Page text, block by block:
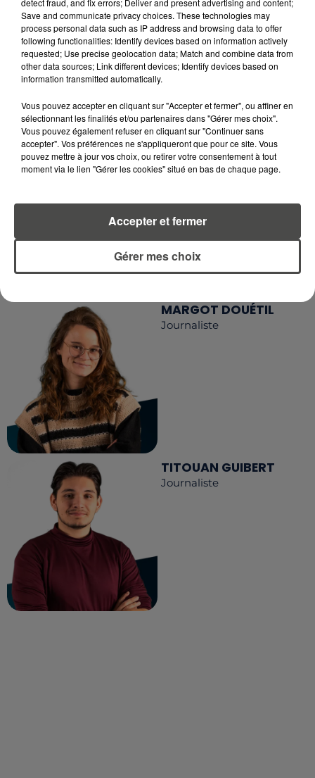
EN TÉLÉCHARGEANT L'APPLICATION MOBILE
RCA
RCA
DIMITRI COUTAND
Journaliste
MARGOT DOUÉTIL
Journaliste
TITOUAN GUIBERT
Journaliste
Save and communicate privacy choices. These technologies may
process personal data such as IP address and browsing data to offer
following functionalities: Identify devices based on information actively
requested; Use precise geolocation data; Match and combine data from
other data sources; Link different devices; Identify devices based on
information transmitted automatically.
Vous pouvez accepter en cliquant sur "Accepter et fermer", ou affiner en
sélectionnant les finalités et/ou partenaires dans "Gérer mes choix".
Vous pouvez également refuser en cliquant sur "Continuer sans
accepter". Vos préférences ne s'appliqueront que pour ce site. Vous
pouvez mettre à jour vos choix, ou retirer votre consentement à tout
moment via le lien "Gérer les cookies" situé en bas de chaque page.
Gérer mes choix
Accepter et fermer